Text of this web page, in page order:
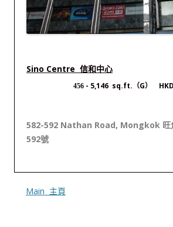
Sino Centre 信和中心
456 - 5,146 sq.ft.（G）
582-592 Nathan Road, Mongkok 旺
592號
Main 主頁